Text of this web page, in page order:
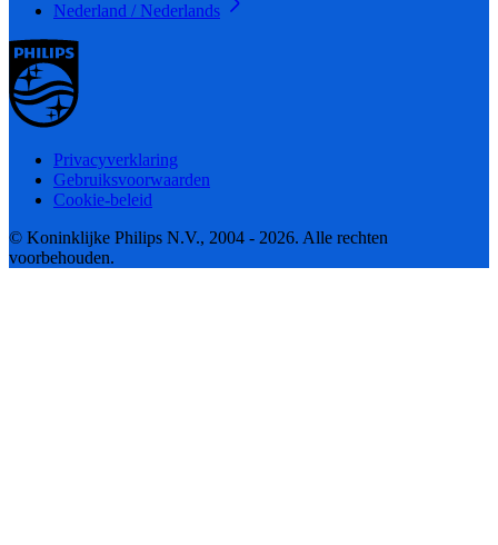
Nederland / Nederlands
Privacyverklaring
Gebruiksvoorwaarden
Cookie-beleid
© Koninklijke Philips N.V., 2004 - 2026. Alle rechten
voorbehouden.